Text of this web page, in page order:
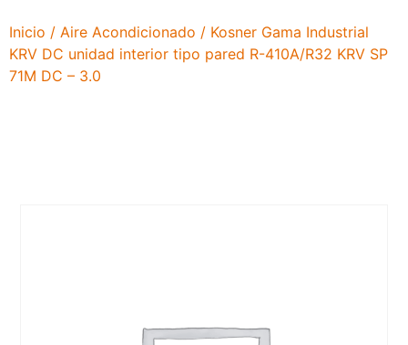
Inicio / Aire Acondicionado / Kosner Gama Industrial
KRV DC unidad interior tipo pared R-410A/R32 KRV SP
71M DC – 3.0